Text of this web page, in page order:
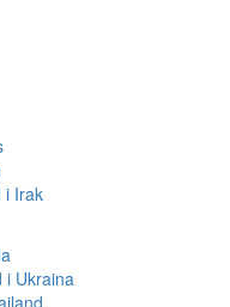
i Irak
i Ukraina